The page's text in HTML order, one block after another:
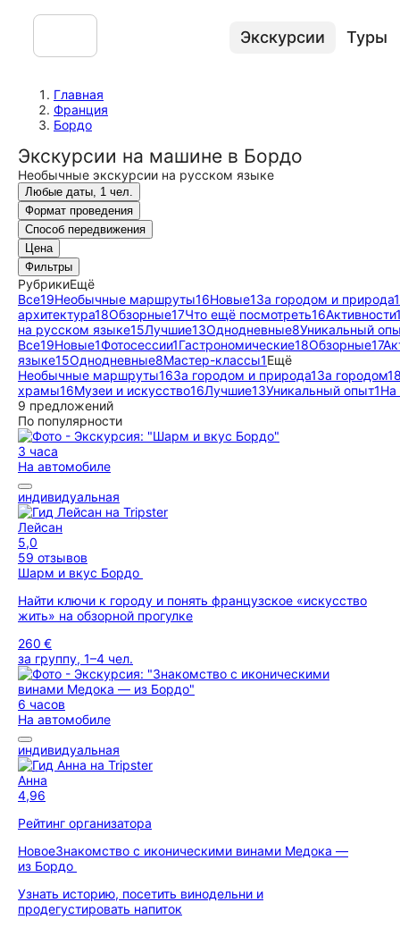
Экскурсии Туры
Главная
Франция
Бордо
Экскурсии на машине в Бордо
Необычные экскурсии на русском языке
Любые даты, 1 чел.
Формат проведения
Способ передвижения
Цена
Фильтры
РубрикиЕщё
Все19Необычные маршруты16Новые1За городом и природа1
архитектура18Обзорные17Что ещё посмотреть16Активности
на русском языке15Лучшие13Однодневные8Уникальный
Все19Новые1Фотосессии1Гастрономические18Обзорные17
языке15Однодневные8Мастер-классы1Ещё
Необычные маршруты16За городом и природа1За городом
храмы16Музеи и искусство16Лучшие13Уникальный опыт1На
9 предложений
По популярности
3 часа
На автомобиле
индивидуальная
Лейсан
5,0
59 отзывов
Шарм и вкус Бордо
Найти ключи к городу и понять французское «искусство
жить» на обзорной прогулке
260 €
за группу, 1–4 чел.
6 часов
На автомобиле
индивидуальная
Анна
4,96
Рейтинг организатора
НовоеЗнакомство с иконическими винами Медока —
из Бордо
Узнать историю, посетить винодельни и
продегустировать напиток